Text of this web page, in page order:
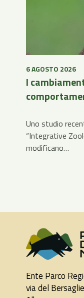
6 AGOSTO 2026
I
Uno studio
“Integrative
modificano…
Ente Parco
via del